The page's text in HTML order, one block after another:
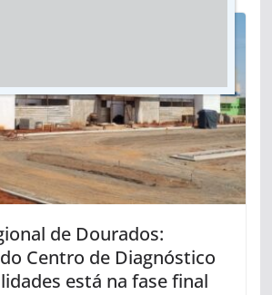
de Dourados:
Centro de Diagnóstico
está na fase final